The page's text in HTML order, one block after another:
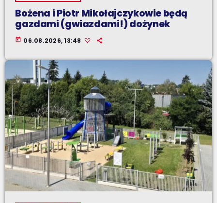
Bożena i Piotr Mikołajczykowie będą
gazdami (gwiazdami!) dożynek
today 06.08.2026, 13:48